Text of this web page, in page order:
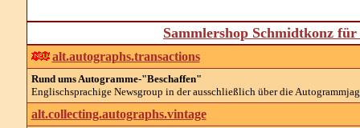
Sammlershop Schmidtkonz
alt.autographs.transactions
Rund ums Autogramme-"Beschaffen"
Englischsprachige Newsgroup in der ausschließlich über die
alt.collecting.autographs.vintage